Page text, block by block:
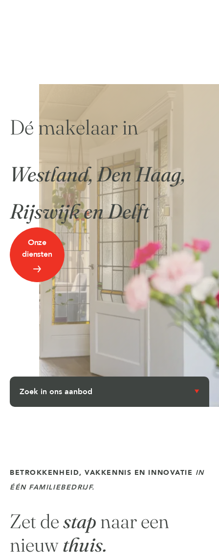
Dé makelaar in
Westland, Den Haag,
Rijswijk en Delft
Onze
diensten
Zoek in ons aanbod
BETROKKENHEID, VAKKENNIS EN INNOVATIE IN
ÉÉN FAMILIEBEDRIJF.
Zet destap naar een
nieuwthuis.